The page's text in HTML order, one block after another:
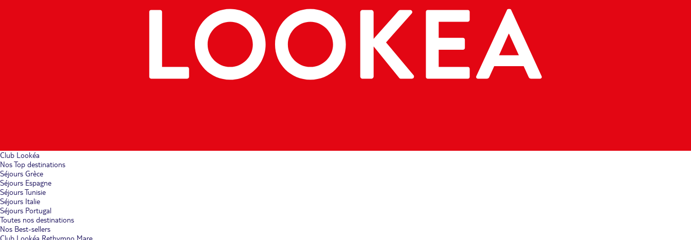
Club Lookéa
Nos Top destinations
Séjours Grèce
Séjours Espagne
Séjours Tunisie
Séjours Italie
Séjours Portugal
Toutes nos destinations
Nos Best-sellers